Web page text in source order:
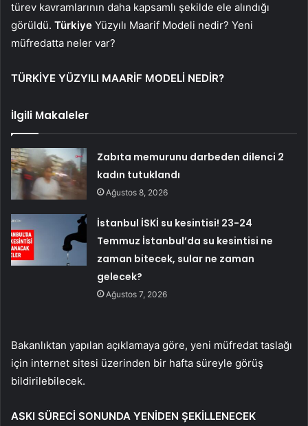
türev kavramlarının daha kapsamlı şekilde ele alındığı
görüldü. Türkiye Yüzyılı Maarif Modeli nedir? Yeni
müfredatta neler var?
TÜRKİYE YÜZYILI MAARİF MODELİ NEDİR?
İlgili Makaleler
Zabıta memurunu darbeden dilenci 2
kadın tutuklandı
Ağustos 8, 2026
İstanbul İSKİ su kesintisi! 23-24
Temmuz İstanbul’da su kesintisi ne
zaman bitecek, sular ne zaman
gelecek?
Ağustos 7, 2026
Bakanlıktan yapılan açıklamaya göre, yeni müfredat taslağı
için internet sitesi üzerinden bir hafta süreyle görüş
bildirilebilecek.
ASKI SÜRECİ SONUNDA YENİDEN ŞEKİLLENECEK